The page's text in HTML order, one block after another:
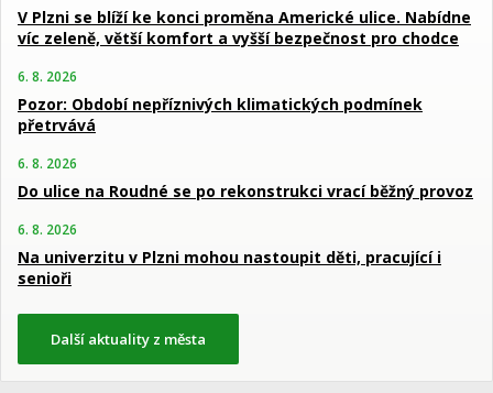
V Plzni se blíží ke konci proměna Americké ulice. Nabídne
víc zeleně, větší komfort a vyšší bezpečnost pro chodce
6. 8. 2026
Pozor: Období nepříznivých klimatických podmínek
přetrvává
6. 8. 2026
Do ulice na Roudné se po rekonstrukci vrací běžný provoz
6. 8. 2026
Na univerzitu v Plzni mohou nastoupit děti, pracující i
senioři
Další aktuality z města